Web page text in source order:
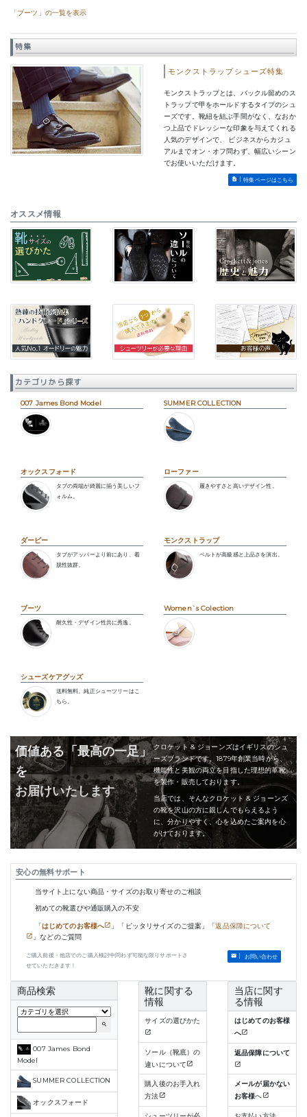
「ブーツ」の一覧を表示
特集
モンクストラップシューズ特集
モンクストラップとは、バックル留めのス
トラップで甲をホールドするタイプのシュ
ーズです。靴紐を結ぶ手間がなく、なおか
つ上品でドレッシーな印象を与えてくれる
人気のデザインで、 ビジネスからカジュ
アルまでオン・オフ問わず、幅広いシーン
でお使いいただけます。
特集ページはこちら
オススメ情報
カテゴリから探す
007 James Bond Model SUMMER COLLECTION
オックスフォード
タブの両端が綺麗に揃う美しいフ
ォルム。
ローファー
履きやすさと高いデザイン性。
ダービー
タブがアッパーより前にあり、着
脱性抜群。
モンクストラップ
ベルトが高級感と上品さを演出。
ブーツ
耐久性・デザイン性共に秀逸。
Women`s Colection
シューズケアグッズ
送料無料。純正シューツリーはこ
ちら。
価値ある「最高の一足」
を
お届けいたします
クロケット & ジョーンズはイギリスのシュ
ーズブランドです。1879年創業当時から、
機能性と美観の両立を目指した理想的革靴
を製作・販売しております。
当店では、そんなクロケット & ジョーンズ
の靴を沢山の方に親しんでもらえるよう
に、分かりやすく、心を込めたご案内を心
がけております。
安心の無料サポート
当サイト上にない商品・サイズのお取り寄せのご相談
初めての靴選びや通販購入の不安
「はじめてのお客様へ 」「ピッタリサイズのご提案」「返品保障について
」などのご質問
ご購入前後・他店でのご購入検討中問わず可能な限りサポートさ
せていただきます！
お問い合わせ
商品検索
search
007 James Bond
Model
SUMMER COLLECTION
オックスフォード
靴に関する
情報
サイズの選びかた
ソール（靴底）の
違いについて
購入後のお手入れ
方法
当店に関す
る情報
はじめてのお客様
へ
返品保障について
メールが届かない
お客様へ